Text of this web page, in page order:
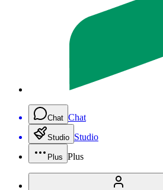
Chat Chat
Studio Studio
Plus Plus